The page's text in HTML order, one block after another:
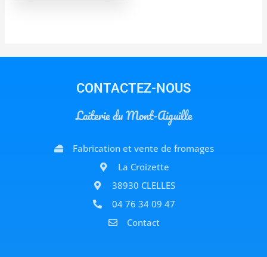
CONTACTEZ-NOUS
Laiterie du Mont-Aiguille
Fabrication et vente de fromages
La Croizette
38930 CLELLES
04 76 34 09 47
Contact